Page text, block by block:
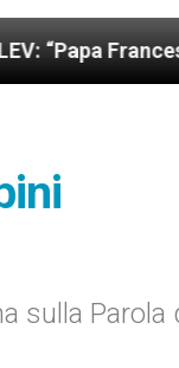
Francesco. Un
sulla Parola